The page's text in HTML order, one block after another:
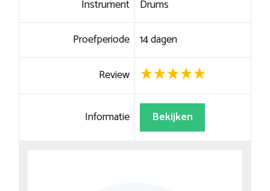
Instrument Drums
Proefperiode 14 dagen
Review
Informatie Bekijken